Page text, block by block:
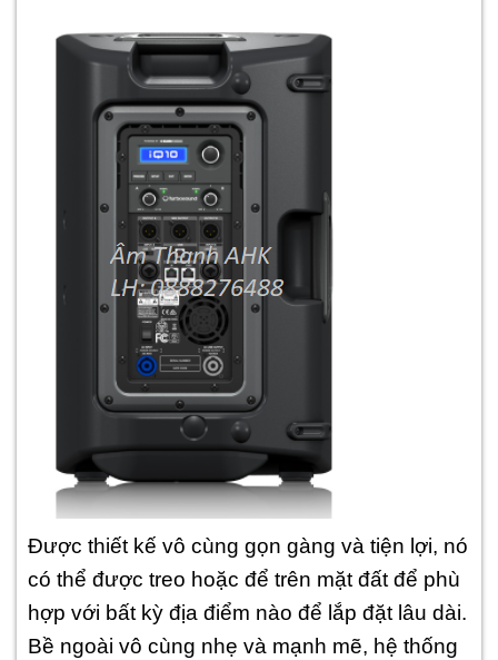
Được thiết kế vô cùng gọn gàng và tiện lợi, nó
có thể được treo hoặc để trên mặt đất để phù
hợp với bất kỳ địa điểm nào để lắp đặt lâu dài.
Bề ngoài vô cùng nhẹ và mạnh mẽ, hệ thống